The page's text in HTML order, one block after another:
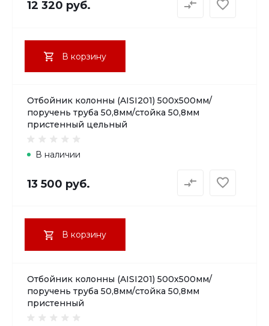
12 320 руб.
В корзину
Отбойник колонны (AISI201) 500х500мм/
поручень труба 50,8мм/стойка 50,8мм
пристенный цельный
В наличии
13 500 руб.
В корзину
Отбойник колонны (AISI201) 500х500мм/
поручень труба 50,8мм/стойка 50,8мм
пристенный